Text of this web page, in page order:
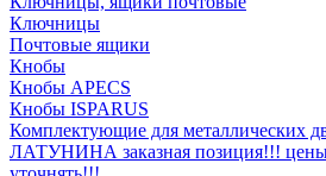
Ключницы
Почтовые ящики
Кнобы
Кнобы APECS
Кнобы ISPARUS
Комплектующие для металлических
ЛАТУНИНА заказная позиция!!!